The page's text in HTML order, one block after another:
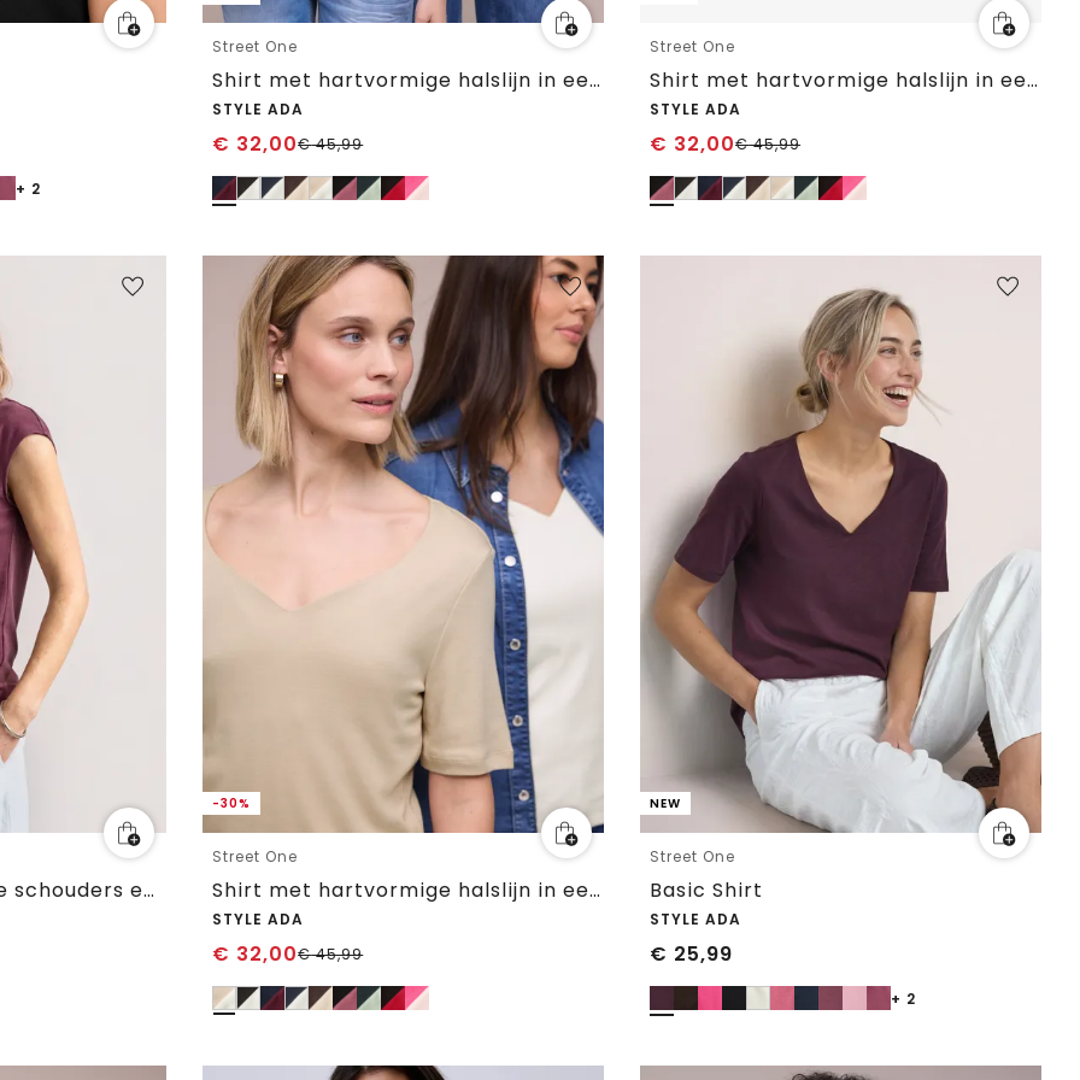
+ 2
Street One
Shirt met hartvormige halslijn in een pak van 2
STYLE ADA
€ 32,00€45,99
Street One
Shirt met hartvormige halslijn in een pak van 2
STYLE ADA
€ 32,00€45,99
Shirt met afhangende schouders en uitsnijding
-30%
Street One
Shirt met hartvormige halslijn in een pak van 2
STYLE ADA
€ 32,00€45,99
NEW
Street One
Basic Shirt
STYLE ADA
€ 25,99
+ 2